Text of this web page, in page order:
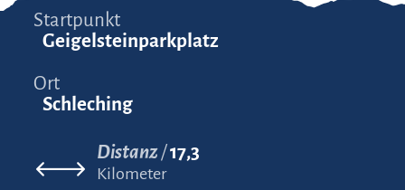
Startpunkt
Geigelsteinparkplatz
Ort
Schleching
Distanz 17,3
Kilometer